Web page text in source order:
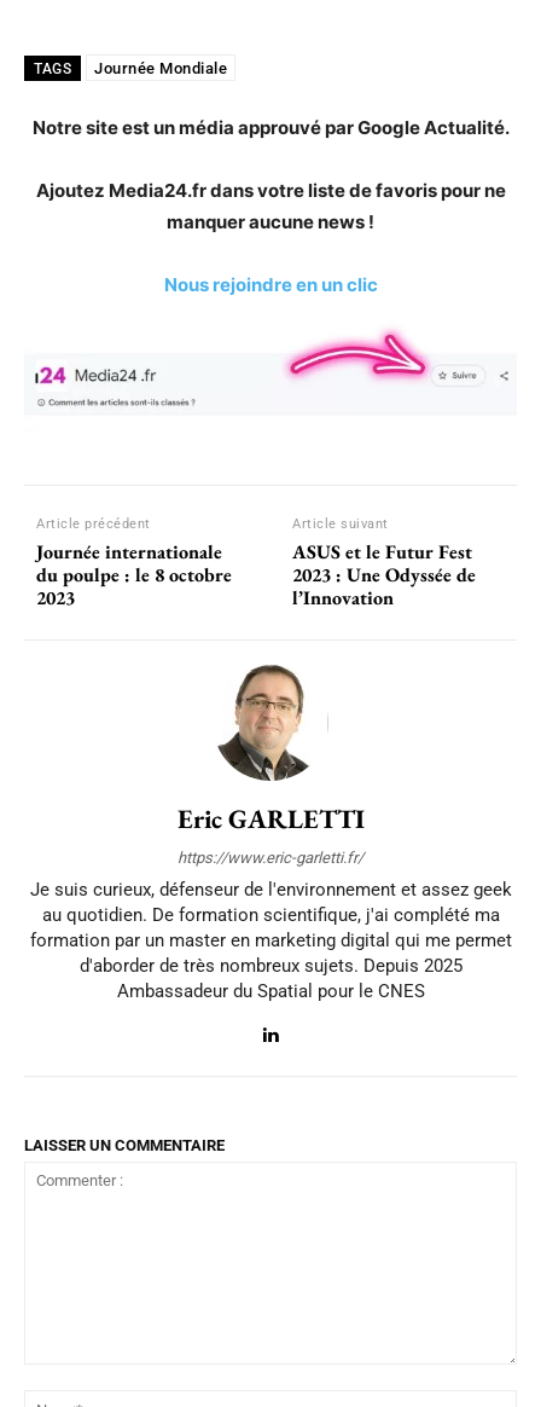
TAGS Journée Mondiale
Notre site est un média approuvé par Google Actualité.
Ajoutez Media24.fr dans votre liste de favoris pour ne
manquer aucune news !
Nous rejoindre en un clic
Article précédent
Journée internationale
du poulpe : le 8 octobre
2023
Article suivant
ASUS et le Futur Fest
2023 : Une Odyssée de
l’Innovation
Eric GARLETTI
https://www.eric-garletti.fr/
Je suis curieux, défenseur de l'environnement et assez geek
au quotidien. De formation scientifique, j'ai complété ma
formation par un master en marketing digital qui me permet
d'aborder de très nombreux sujets. Depuis 2025
Ambassadeur du Spatial pour le CNES
LAISSER UN COMMENTAIRE